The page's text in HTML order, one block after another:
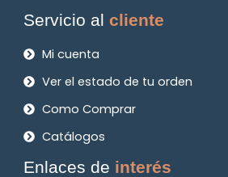
Servicio alcliente
Mi cuenta
Ver el estado de tu orden
Como Comprar
Catálogos
Enlaces de interés